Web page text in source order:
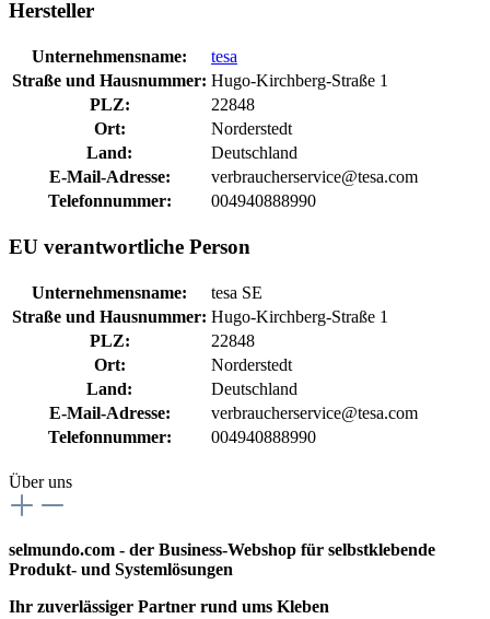
Hersteller
Unternehmensname:
tesa
Straße und Hausnummer: Hugo-Kirchberg-Straße 1
PLZ:
22848
Ort:
Norderstedt
Land:
Deutschland
E-Mail-Adresse:
verbraucherservice@tesa.com
Telefonnummer:
004940888990
EU verantwortliche Person
Unternehmensname:
tesa SE
Straße und Hausnummer: Hugo-Kirchberg-Straße 1
PLZ:
22848
Ort:
Norderstedt
Land:
Deutschland
E-Mail-Adresse:
verbraucherservice@tesa.com
Telefonnummer:
004940888990
Über uns
selmundo.com - der Business-Webshop für selbstklebende
Produkt- und Systemlösungen
Ihr zuverlässiger Partner rund ums Kleben